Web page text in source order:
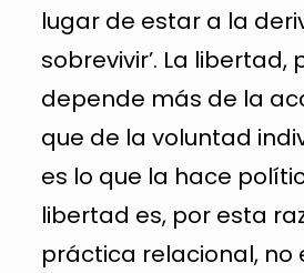
lugar de estar a la
sobrevivir’. La libertad,
depende más de la
que de la voluntad
es lo que la hace
libertad es, por esta
práctica relacional, no